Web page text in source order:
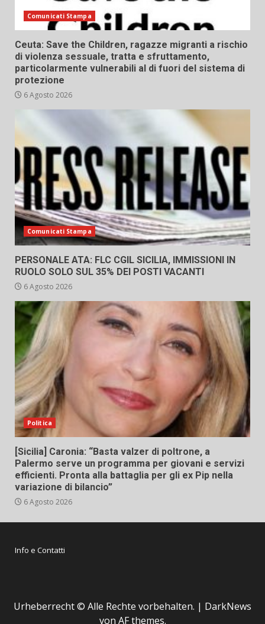
Comunicati Stampa
Ceuta: Save the Children, ragazze migranti a rischio
di violenza sessuale, tratta e sfruttamento,
particolarmente vulnerabili al di fuori del sistema di
protezione
6 Agosto 2026
Comunicati Stampa
PERSONALE ATA: FLC CGIL SICILIA, IMMISSIONI IN
RUOLO SOLO SUL 35% DEI POSTI VACANTI
6 Agosto 2026
Politica
[Sicilia] Caronia: “Basta valzer di poltrone, a
Palermo serve un programma per giovani e servizi
efficienti. Pronta alla battaglia per gli ex Pip nella
variazione di bilancio”
6 Agosto 2026
Info e Contatti
Urheberrecht © Alle Rechte vorbehalten. | DarkNews
von AF themes.